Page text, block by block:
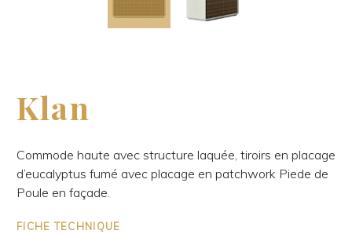
Klan
Commode haute avec structure laquée, tiroirs en placage
d’eucalyptus fumé avec placage en patchwork Piede de
Poule en façade.
FICHE TECHNIQUE